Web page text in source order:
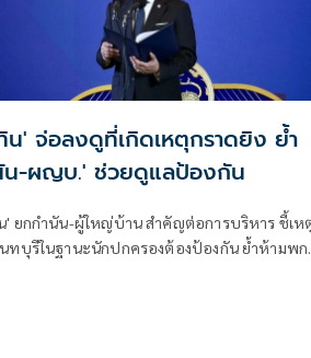
' จ่อลงดูที่เกิดเหตุกราดยิง ย้ำ
น-ผญบ.' ช่วยดูแลป้องกัน
ยกกำนัน-ผู้ใหญ่บ้าน สำคัญต่อการบริหาร ชี้เห
ทบุรีในฐานะนักปกครองต้องป้องกัน ย้ำห้ามพก